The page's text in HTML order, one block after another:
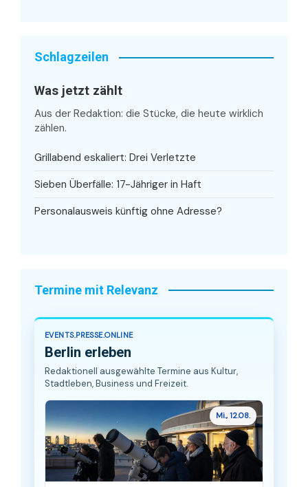
Schlagzeilen
Was jetzt zählt
Aus der Redaktion: die Stücke, die heute wirklich
zählen.
Grillabend eskaliert: Drei Verletzte
Sieben Überfälle: 17-Jähriger in Haft
Personalausweis künftig ohne Adresse?
Termine mit Relevanz
EVENTS.PRESSE.ONLINE
Berlin erleben
Redaktionell ausgewählte Termine aus Kultur,
Stadtleben, Business und Freizeit.
Mi., 12.08.